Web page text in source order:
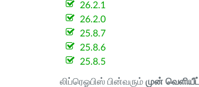
26.2.1
26.2.0
25.8.7
25.8.6
25.8.5
லிப்ரெஓபிஸ் பின்வரும் முன்